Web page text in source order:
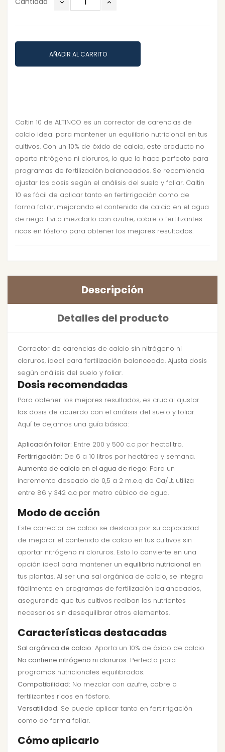
AÑADIR AL CARRITO
Caltin 10 de ALTINCO es un corrector de carencias de
calcio ideal para mantener un equilibrio nutricional en tus
cultivos. Con un 10% de óxido de calcio, este producto no
aporta nitrógeno ni cloruros, lo que lo hace perfecto para
programas de fertilización balanceados. Se recomienda
ajustar las dosis según el análisis del suelo y foliar. Caltin
10 es fácil de aplicar tanto en fertirrigación como de
forma foliar, mejorando el contenido de calcio en el agua
de riego. Evita mezclarlo con azufre, cobre o fertilizantes
ricos en fósforo para obtener los mejores resultados.
Descripción
Detalles del producto
Corrector de carencias de calcio sin nitrógeno ni
cloruros, ideal para fertilización balanceada. Ajusta dosis
según análisis del suelo y foliar.
Dosis recomendadas
Para obtener los mejores resultados, es crucial ajustar
las dosis de acuerdo con el análisis del suelo y foliar.
Aquí te dejamos una guía básica:
Aplicación foliar: Entre 200 y 500 c.c por hectolitro.
Fertirrigación: De 6 a 10 litros por hectárea y semana.
Aumento de calcio en el agua de riego: Para un
incremento deseado de 0,5 a 2 m.e.q de Ca/Lt, utiliza
entre 86 y 342 c.c por metro cúbico de agua.
Modo de acción
Este corrector de calcio se destaca por su capacidad
de mejorar el contenido de calcio en tus cultivos sin
aportar nitrógeno ni cloruros. Esto lo convierte en una
opción ideal para mantener un equilibrio nutricional en
tus plantas. Al ser una sal orgánica de calcio, se integra
fácilmente en programas de fertilización balanceados,
asegurando que tus cultivos reciban los nutrientes
necesarios sin desequilibrar otros elementos.
Características destacadas
Sal orgánica de calcio: Aporta un 10% de óxido de calcio.
No contiene nitrógeno ni cloruros: Perfecto para
programas nutricionales equilibrados.
Compatibilidad: No mezclar con azufre, cobre o
fertilizantes ricos en fósforo.
Versatilidad: Se puede aplicar tanto en fertirrigación
como de forma foliar.
Cómo aplicarlo